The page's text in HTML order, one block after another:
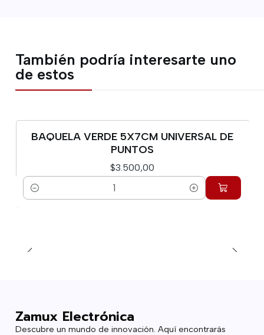
También podría interesarte uno
de estos
BAQUELA VERDE 5X7CM UNIVERSAL DE
PUNTOS
$3.500,00
Cantidad
Zamux Electrónica
Descubre un mundo de innovación. Aquí encontrarás